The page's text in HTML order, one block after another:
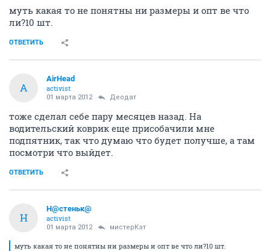
муть какая то не понятны ни размеры и опт ве что
ли?10 шт.
ОТВЕТИТЬ
A
AirHead
activist
01 марта 2012 Деодат
тоже сделал себе пару месяцев назад. На
водительский коврик еще присобачили мне
подпятник, так что думаю что будет получше, а там
посмотри что выйдет.
ОТВЕТИТЬ
Н
Н@стеньк@
activist
01 марта 2012 мистерКэт
муть какая то не понятны ни размеры и опт ве что ли?10 шт.